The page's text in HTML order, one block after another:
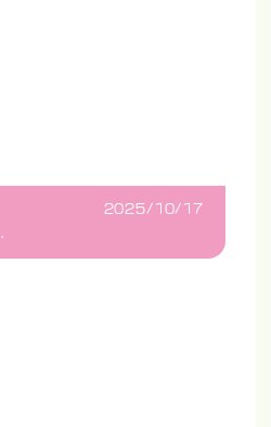
2025/10/17